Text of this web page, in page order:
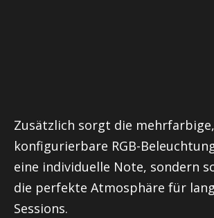
Zusätzlich sorgt die mehrfarbige,
konfigurierbare RGB-
eine individuelle Note, sondern
die perfekte Atmosphäre für
Sessions.